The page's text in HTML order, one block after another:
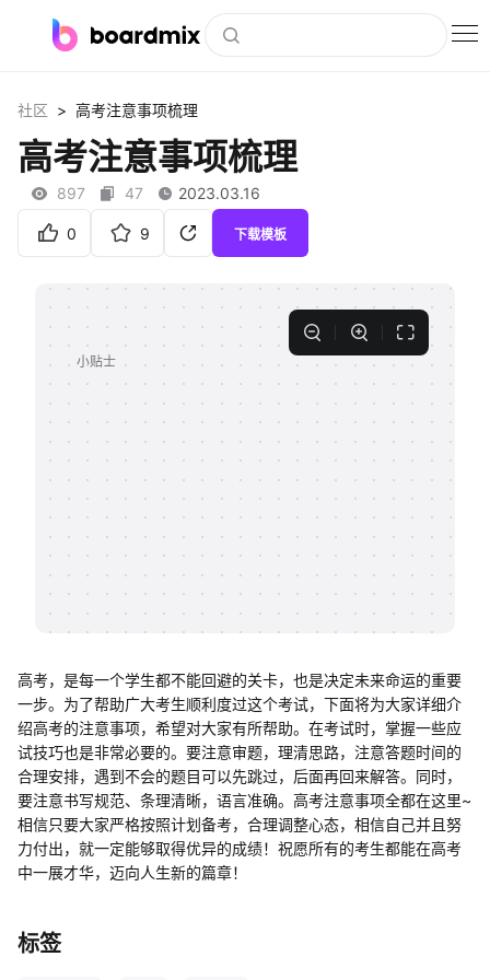
社区资源
下载
私有化部署
帮助中心
知识分享社区
社区 > 高考注意事项梳理
高考注意事项梳理
897 47 2023.03.16
0 9 下载模板
高考，是每一个学生都不能回避的关卡，也是决定未来命运的重要
一步。为了帮助广大考生顺利度过这个考试，下面将为大家详细介
绍高考的注意事项，希望对大家有所帮助。在考试时，掌握一些应
试技巧也是非常必要的。要注意审题，理清思路，注意答题时间的
合理安排，遇到不会的题目可以先跳过，后面再回来解答。同时，
要注意书写规范、条理清晰，语言准确。高考注意事项全都在这里~
相信只要大家严格按照计划备考，合理调整心态，相信自己并且努
力付出，就一定能够取得优异的成绩！祝愿所有的考生都能在高考
中一展才华，迈向人生新的篇章！
标签